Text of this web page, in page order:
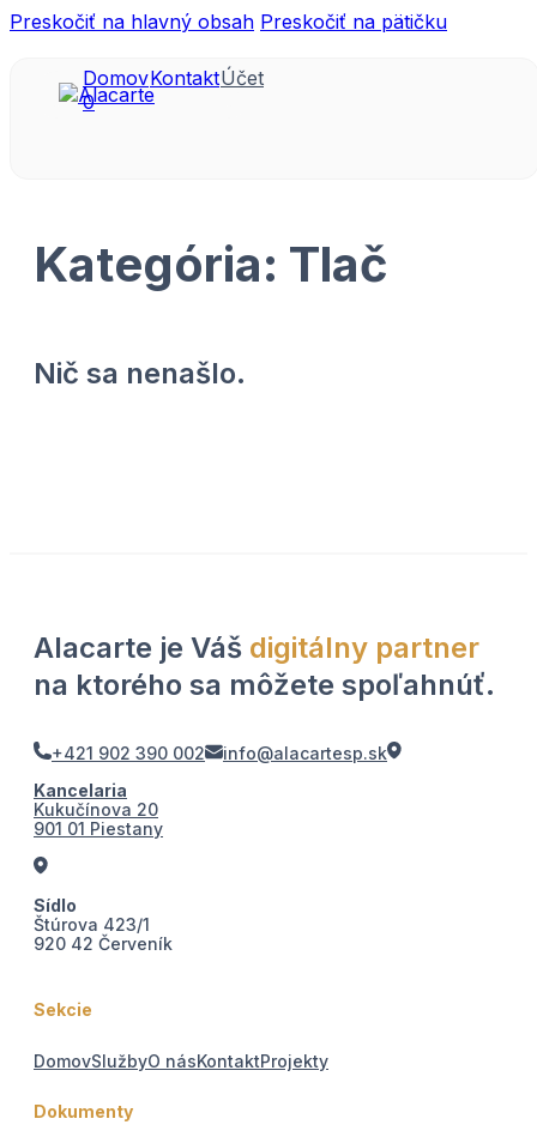
Preskočiť na hlavný obsah Preskočiť na pätičku
DomovKontaktÚčet
0
Kategória: Tlač
Nič sa nenašlo.
+421 902 390 002
info@alacartesp.sk
Kancelaria
Kukučínova 20
901 01 Piestany
Sídlo
Štúrova 423/1
920 42 Červeník
Alacarte je Váš digitálny partner
na ktorého sa môžete spoľahnúť.
Sekcie
DomovSlužbyO násKontaktProjekty
Dokumenty